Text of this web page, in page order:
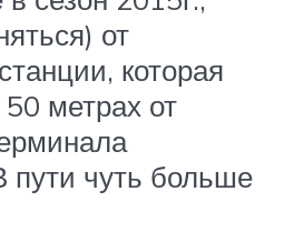
от
которая
метрах от
пути чуть больше